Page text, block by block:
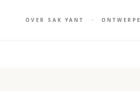
OVER SAK YANT